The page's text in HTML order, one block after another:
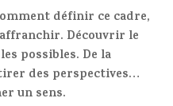
définir ce cadre,
Découvrir le
possibles. De la
des perspectives…
un sens.